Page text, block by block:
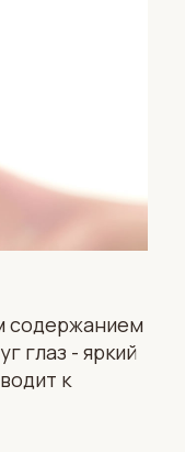
содержанием
глаз - яркий
к